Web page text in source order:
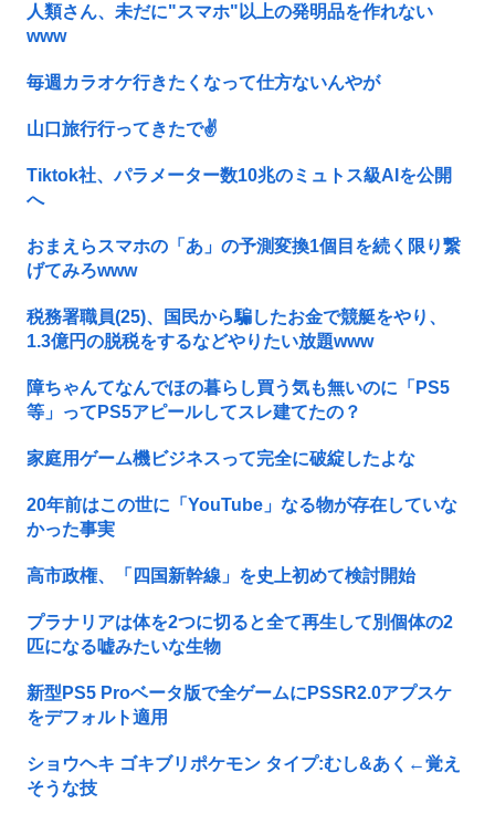
人類さん、未だに"スマホ"以上の発明品を作れない
www
毎週カラオケ行きたくなって仕方ないんやが
山口旅行行ってきたで✌️
Tiktok社、パラメーター数10兆のミュトス級AIを公開
へ
おまえらスマホの「あ」の予測変換1個目を続く限り繋
げてみろwww
税務署職員(25)、国民から騙したお金で競艇をやり、
1.3億円の脱税をするなどやりたい放題www
障ちゃんてなんでほの暮らし買う気も無いのに「PS5
等」ってPS5アピールしてスレ建てたの？
家庭用ゲーム機ビジネスって完全に破綻したよな
20年前はこの世に「YouTube」なる物が存在していな
かった事実
高市政権、「四国新幹線」を史上初めて検討開始
プラナリアは体を2つに切ると全て再生して別個体の2
匹になる嘘みたいな生物
新型PS5 Proベータ版で全ゲームにPSSR2.0アプスケ
をデフォルト適用
ショウヘキ ゴキブリポケモン タイプ:むし&あく←覚え
そうな技